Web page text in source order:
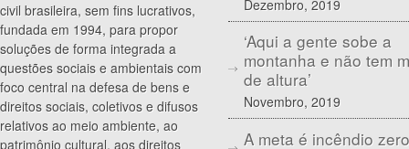
civil brasileira, sem fins lucrativos,
fundada em 1994, para propor
soluções de forma integrada a
questões sociais e ambientais com
foco central na defesa de bens e
direitos sociais, coletivos e difusos
relativos ao meio ambiente, ao
patrimônio cultural, aos direitos
Dezembro, 2019
‘Aqui a gente sobe a
montanha e não tem
de altura’
Novembro, 2019
A meta é incêndio zero